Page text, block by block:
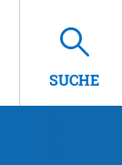
SUCHE